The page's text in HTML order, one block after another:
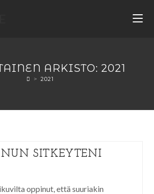
ARKISTO: 2021
> 2021
SITKEYTENI
oppinut, että suuriakin